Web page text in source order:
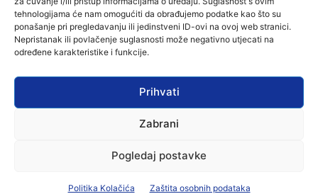
tehnologijama će nam omogućiti da obrađujemo podatke kao što su
ponašanje pri pregledavanju ili jedinstveni ID-ovi na ovoj web stranici.
Nepristanak ili povlačenje suglasnosti može negativno utjecati na
određene karakteristike i funkcije.
Prihvati
Zabrani
Pogledaj postavke
Politika Kolačića Zaštita osobnih podataka
Ana Tokić